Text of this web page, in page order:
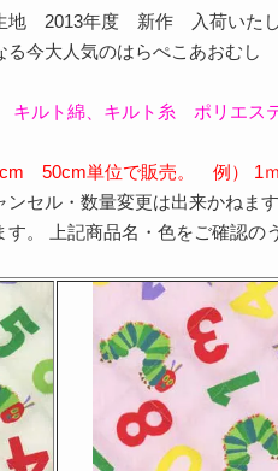
地 2013年度 新作 入荷いたし
今大人気のはらぺこあおむし
ルト綿、キルト糸 ポリエス
50cm単位で販売。 例）
セル・数量変更は出来かねま
。 上記商品名・色をご確認の